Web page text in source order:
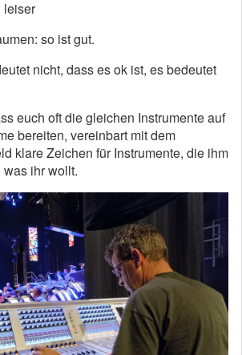
leiser
so ist gut.
nicht, dass es ok ist, es bedeutet
euch oft die gleichen Instrumente auf
bereiten, vereinbart mit dem
klare Zeichen für Instrumente, die ihm
ihr wollt.